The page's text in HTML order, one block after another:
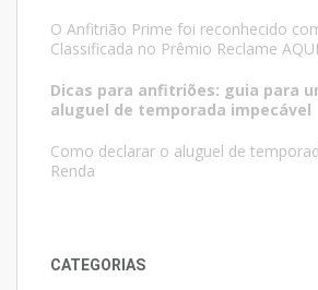
O Anfitrião Prime foi reconhecido
Classificada no Prêmio Reclame
Dicas para anfitriões: guia para
aluguel de temporada impecável
Como declarar o aluguel de
Renda
CATEGORIAS